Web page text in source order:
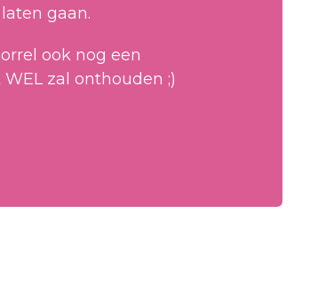
gaan.
ook nog een
zal onthouden ;)